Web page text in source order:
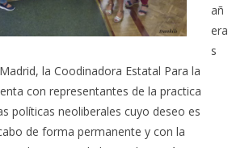
añ
era
s
la Coodinadora Estatal Para la
con representantes de la practica
políticas neoliberales cuyo deseo es
de forma permanente y con la